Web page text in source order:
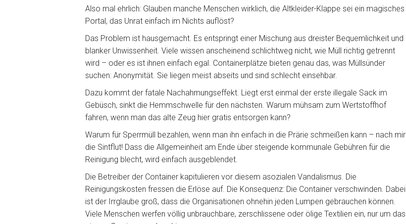
Also mal ehrlich: Glauben manche Menschen wirklich, die Altkleider-Klappe sei ein magisches
Portal, das Unrat einfach im Nichts auflöst?
Das Problem ist hausgemacht. Es entspringt einer Mischung aus dreister Bequemlichkeit und
blanker Unwissenheit. Viele wissen anscheinend schlichtweg nicht, wie Müll richtig getrennt
wird – oder es ist ihnen einfach egal. Containerplätze bieten genau das, was Müllsünder
suchen: Anonymität. Sie liegen meist abseits und sind schlecht einsehbar.
Dazu kommt der fatale Nachahmungseffekt. Liegt erst einmal der erste illegale Sack im
Gebüsch, sinkt die Hemmschwelle für den nächsten. Warum mühsam zum Wertstoffhof
fahren, wenn man das alte Zeug hier gratis entsorgen kann?
Warum für Sperrmüll bezahlen, wenn man ihn einfach in die Prärie schmeißen kann – nach mir
die Sintflut! Dass die Allgemeinheit am Ende über steigende kommunale Gebühren für die
Reinigung blecht, wird einfach ausgeblendet.
Die Betreiber der Container kapitulieren vor diesem asozialen Vandalismus. Die
Reinigungskosten fressen die Erlöse auf. Die Konsequenz: Die Container verschwinden. Dabei
ist der Irrglaube groß, dass die Organisationen ohnehin jeden Lumpen gebrauchen können.
Viele Menschen werfen völlig unbrauchbare, zerschlissene oder ölige Textilien ein, nur um das